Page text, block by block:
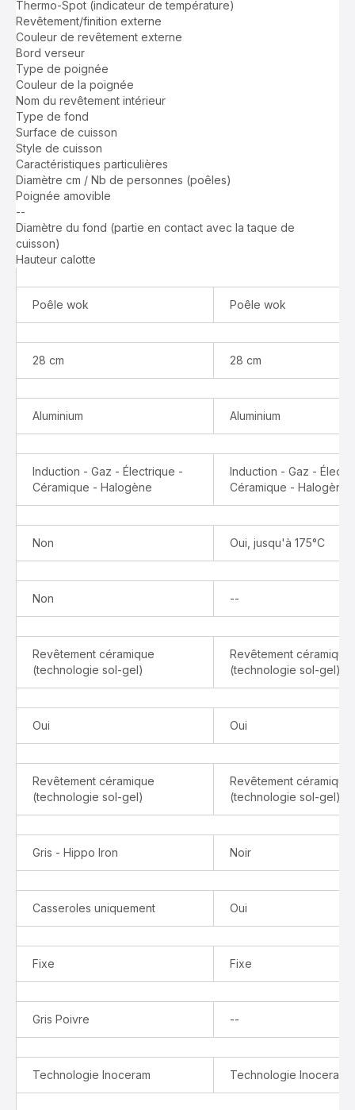
Induction
Thermo-Spot (indicateur de température)
Revêtement/finition externe
Couleur de revêtement externe
Bord verseur
Type de poignée
Couleur de la poignée
Nom du revêtement intérieur
Type de fond
Surface de cuisson
Style de cuisson
Caractéristiques particulières
Diamètre cm / Nb de personnes (poêles)
Poignée amovible
--
Diamètre du fond (partie en contact avec la taque de
cuisson)
Hauteur calotte
Poêle wok Poêle wok
28 cm 28 cm
Aluminium Aluminium
Induction - Gaz - Électrique -
Céramique - Halogène
Induction - Gaz -
Céramique - Halogène
Non Oui, jusqu'à 175°C
Non --
Revêtement céramique
(technologie sol-gel)
Revêtement céramique
(technologie sol-gel)
Oui Oui
Revêtement céramique
(technologie sol-gel)
Revêtement céramique
(technologie sol-gel)
Gris - Hippo Iron Noir
Casseroles uniquement Oui
Fixe Fixe
Gris Poivre --
Technologie Inoceram Technologie Inoceram